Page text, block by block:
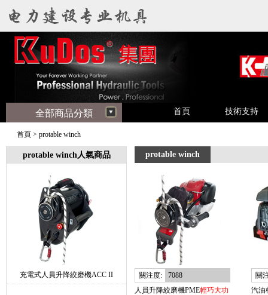
全部商品分類 首頁 技術支持
首頁 > protable winch
protable winch人氣商品
充電式人員升降絞磨機ACC II
protable winch
關注度:
7088
人員升降絞磨機PME輕巧大功
關
汽油